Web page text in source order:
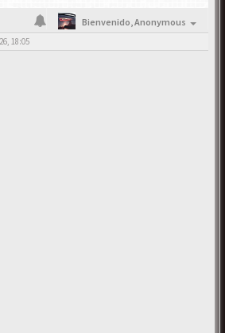
Bienvenido,Anonymous
18:05